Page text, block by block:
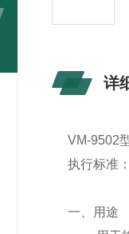
详
VM-9502
执行标准
一、用途